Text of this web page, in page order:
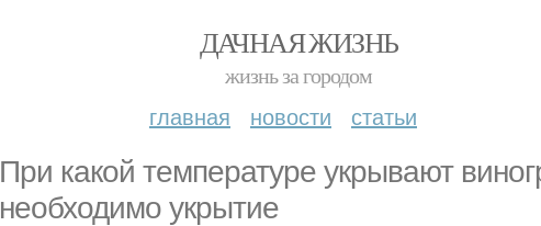
ДАЧНАЯ ЖИЗНЬ
жизнь за городом
главная новости статьи
При какой температуре укрывают
необходимо укрытие